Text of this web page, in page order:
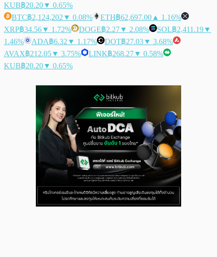
KUB฿20.20▼ 0.65%
BTC฿2,124,202 ▼ 0.08% ETH฿62,697.00 ▲ 1.16%
XRP฿34.56▼ 1.72% DOGE฿2.27▼ 2.08% SOL฿2,411.19▼
1.46%
ADA฿6.32 ▼ 1.17% DOT฿27.03▼ 3.68%
AVAX฿212.05▼ 3.75% LINK฿268.27▼ 0.58%
KUB฿20.20▼ 0.65%